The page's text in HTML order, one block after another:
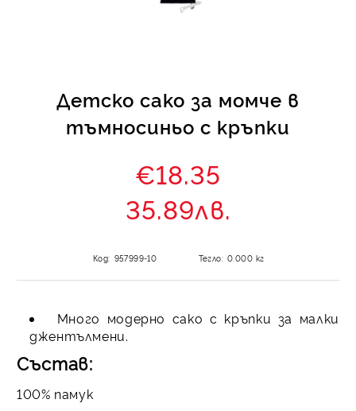
Детско сако за момче в
тъмносиньо с кръпки
€18.35
35.89лв.
Код: 957999-10 Тегло: 0.000 кг
Много модерно сако с кръпки за малки
джентълмени.
Състав:
100% памук